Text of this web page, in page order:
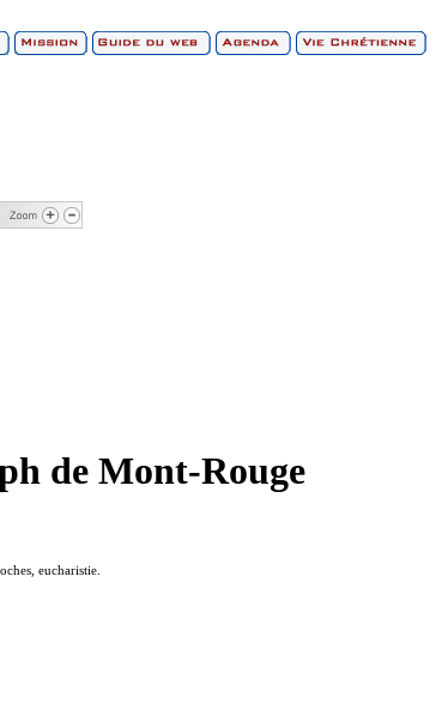
de Mont-Rouge
eucharistie.